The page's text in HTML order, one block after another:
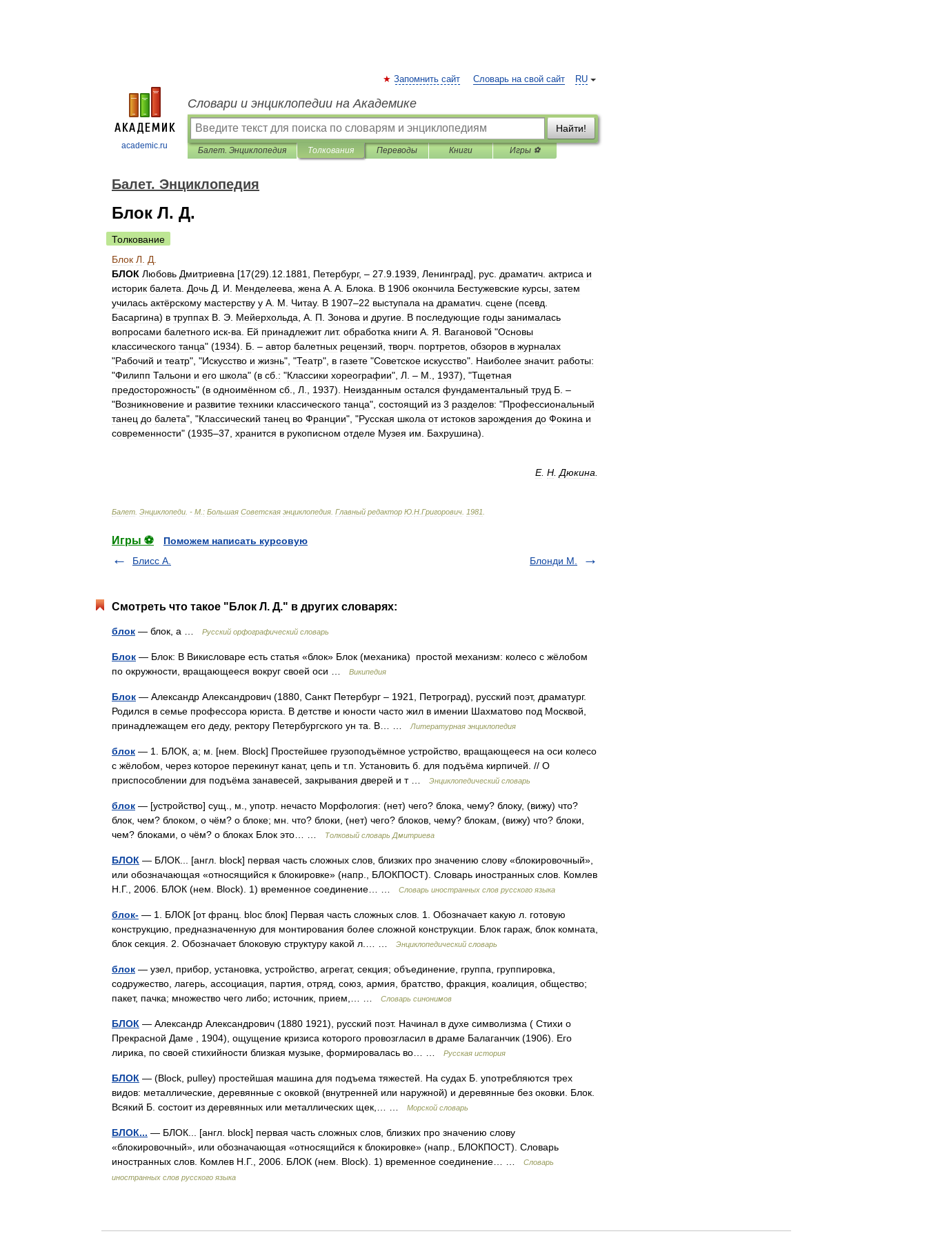
academic.ru
RU
Запомнить сайт Словарь на свой сайт
Словари и энциклопедии на Академике
Найти!
Балет. Энциклопедия Толкования Переводы Книги Игры ⚽
Балет. Энциклопедия
Блок Л. Д.
Толкование
Блок Л Д
БЛОК Любовь Дмитриевна [17(29). 12 1881 Петербург, – 27 9 1939 Ленинград], рус драматич актриса и
историк балета Дочь Д И Менделеева жена A A Блока В 1906 окончила Бестужевские курсы затем
училась актёрскому мастерству у A M Читау. В 1907–22 выступала на драматич сцене (псевд
Басаргина) в труппах В Э Мейерхольда А П Зонова и другие В последующие годы занималась
вопросами балетного иск-ва Ей принадлежит лит. обработка книги А Я Вагановой "Основы
классического танца" (1934). Б . – автор балетных рецензий творч портретов обзоров в журналах
"Рабочий и театр", "Искусство и жизнь", "Театр", в газете "Советское искусство". Наиболее значит. работы:
"Филипп Тальони и его школа" (в сб : "Классики хореографии", Л . – М 1937), "Тщетная
предосторожность" (в одноимённом сб Л 1937). Неизданным остался фундаментальный труд Б . –
"Возникновение и развитие техники классического танца", состоящий из 3 разделов: "Профессиональный
танец до балета", "Классический танец во Франции", "Русская школа от истоков зарождения до Фокина и
современности" (1935–37 хранится в рукописном отделе Музея им Бахрушина).
E. H Дюкина
Балет Энциклопеди . - М : Большая Советская энциклопедия Главный редактор Ю Н Григорович 1981
Игры ⚽
Поможем написать курсовую
Блисс А.
Блонди М.
Смотреть что такое "Блок Л. Д." в других словарях:
блок — блок, а … Русский орфографический словарь
Блок — Блок: В Викисловаре есть статья «блок» Блок (механика) простой механизм: колесо с жёлобом
по окружности, вращающееся вокруг своей оси …
Википедия
Блок — Александр Александрович (1880, Санкт Петербург – 1921, Петроград), русский поэт, драматург.
Родился в семье профессора юриста. В детстве и юности часто жил в имении Шахматово под Москвой,
принадлежащем его деду, ректору Петербургского ун та. В… …
Литературная энциклопедия
блок — 1. БЛОК, а; м. [нем. Block] Простейшее грузоподъёмное устройство, вращающееся на оси колесо
с жёлобом, через которое перекинут канат, цепь и т.п. Установить б. для подъёма кирпичей. // О
приспособлении для подъёма занавесей, закрывания дверей и т …
Энциклопедический словарь
блок — [устройство] сущ., м., употр. нечасто Морфология: (нет) чего? блока, чему? блоку, (вижу) что?
блок, чем? блоком, о чём? о блоке; мн. что? блоки, (нет) чего? блоков, чему? блокам, (вижу) что? блоки,
чем? блоками, о чём? о блоках Блок это… …
Толковый словарь Дмитриева
БЛОК — БЛОК... [англ. block] первая часть сложных слов, близких про значению слову «блокировочный»,
или обозначающая «относящийся к блокировке» (напр., БЛОКПОСТ). Словарь иностранных слов. Комлев
Н.Г., 2006. БЛОК (нем. Block). 1) временное соединение… …
Словарь иностранных слов русского языка
блок- — 1. БЛОК [от франц. bloc блок] Первая часть сложных слов. 1. Обозначает какую л. готовую
конструкцию, предназначенную для монтирования более сложной конструкции. Блок гараж, блок комната,
блок секция. 2. Обозначает блоковую структуру какой л.… …
Энциклопедический словарь
блок — узел, прибор, установка, устройство, агрегат, секция; объединение, группа, группировка,
содружество, лагерь, ассоциация, партия, отряд, союз, армия, братство, фракция, коалиция, общество;
пакет, пачка; множество чего либо; источник, прием,… …
Словарь синонимов
БЛОК — Александр Александрович (1880 1921), русский поэт. Начинал в духе символизма ( Стихи о
Прекрасной Даме , 1904), ощущение кризиса которого провозгласил в драме Балаганчик (1906). Его
лирика, по своей стихийности близкая музыке, формировалась во… …
Русская история
БЛОК — (Block, pulley) простейшая машина для подъема тяжестей. На судах Б. употребляются трех
видов: металлические, деревянные с оковкой (внутренней или наружной) и деревянные без оковки. Блок.
Всякий Б. состоит из деревянных или металлических щек,… …
Морской словарь
БЛОК... — БЛОК... [англ. block] первая часть сложных слов, близких про значению слову
«блокировочный», или обозначающая «относящийся к блокировке» (напр., БЛОКПОСТ). Словарь
иностранных слов. Комлев Н.Г., 2006. БЛОК (нем. Block). 1) временное соединение… …
Словарь
иностранных слов русского языка